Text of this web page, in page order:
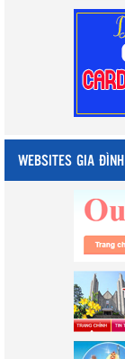
WEBSITES GIA ĐÌNH